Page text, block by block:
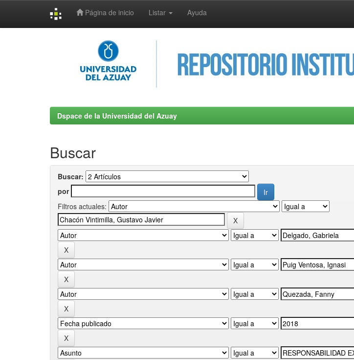
Página de inicio Listar Ayuda
Dspace de la Universidad del Azuay
Buscar
Buscar:
por
Filtros actuales: